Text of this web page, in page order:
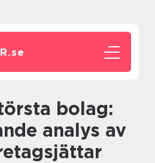
se
analys av